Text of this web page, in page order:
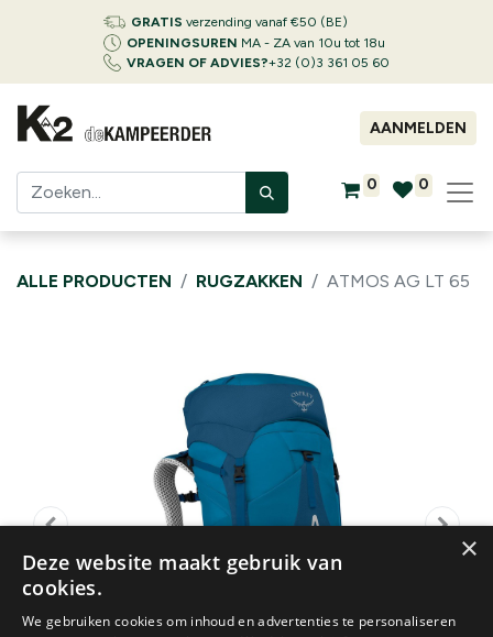
GRATIS verzending vanaf €50 (BE)
OPENINGSUREN MA - ZA van 10u tot 18u
VRAGEN OF ADVIES?+32 (0)3 361 05 60
AANMELDEN
0 0
ALLE PRODUCTEN RUGZAKKEN ATMOS AG LT 65
×
Deze website maakt gebruik van
cookies.
We gebruiken cookies om inhoud en advertenties te personaliseren